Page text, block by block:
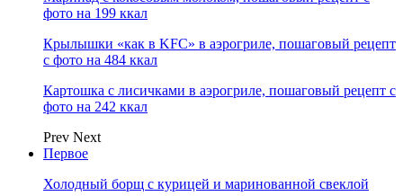
фото на 199 ккал
Крылышки «как в KFC» в аэрогриле, пошаговый рецепт
с фото на 484 ккал
Картошка с лисичками в аэрогриле, пошаговый рецепт с
фото на 242 ккал
Prev Next
Первое
Холодный борщ с курицей и маринованной свеклой